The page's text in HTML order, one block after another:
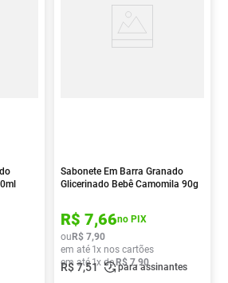
Sabonete Em Barra Granado
Glicerinado Bebê Camomila 90g
R$ 7,66no PIX
ouR$ 7,90
em até 1x nos cartões
em até 1x deR$ 7,90
R$7,51 para assinantes